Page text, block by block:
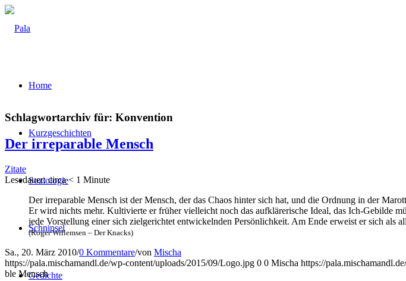
Home
Kurz­ge­schich­ten
Sozio­lo­gie
Schnip­sel
Gedich­te
Schlagwortarchiv für: Konvention
Der irrepa­ra­ble Mensch
Zitate
Lese­dau­er: cir­ca < 1 Minu­te
Der irrepa­ra­ble Mensch ist der Mensch, der das Cha­os hin­ter sich hat, und die Ord­nung in der
Er wird nichts mehr. Kul­ti­vier­te er frü­her viel­leicht noch das auf­klä­re­ri­sche Ide­al, das Ich-Gebil­de
jede Vor­stel­lung einer sich ziel­ge­rich­tet ent­wi­ckeln­den Per­sön­lich­keit. Am Ende erweist er sich als
(Roger Wil­lem­sen – Der Knacks)
Sa., 20. März 2010/0 Kommentare/von Mischa
https://pala.mischamandl.de/wp-content/uploads/2015/09/Logo.jpg 0 0 Mischa https://
ble Mensch